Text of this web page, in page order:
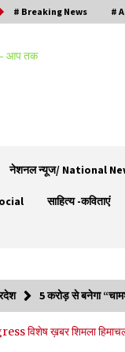
# Breaking News #
नेशनल न्यूज/ National
साहित्य -कविताएं
उपकरणों पर डे रही 70 से 90% तक
5 करोड़ से बनेगा
विशेष ख़बरशिमला